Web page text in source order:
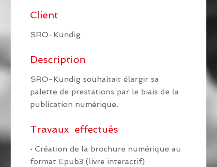
Client
SRO-Kundig
Description
SRO-Kundig souhaitait élargir sa
palette de prestations par le biais de la
publication numérique.
Travaux effectués
• Création de la brochure numérique au
format Epub3 (livre interactif)